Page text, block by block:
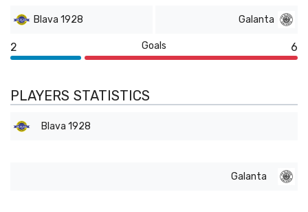
Blava 1928 Galanta
2 Goals 6
PLAYERS STATISTICS
Blava 1928
Galanta